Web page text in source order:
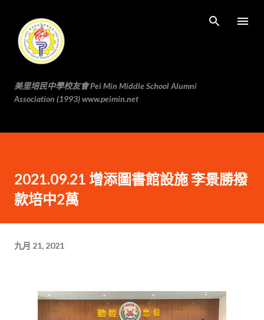
美里培民中學校友會 Pei Min Middle School Alumni
Association (1993) www.peimin.net
2021.09.21 增添圖書館設施 李景勝撥
款培中2萬
九月 21, 2021